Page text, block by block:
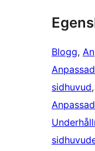
Blogg,
sidhuvud,